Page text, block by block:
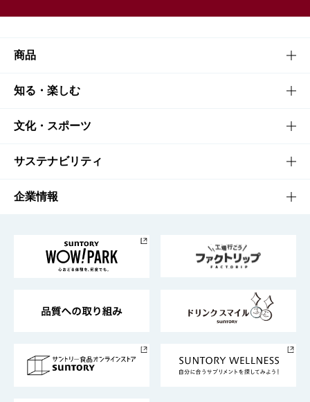
商品
商品TOP
商品一覧
商品発売情報
栄養成分一覧
知る・楽しむ
知る・楽しむTOP
キャンペーン
工場見学
地域情報
文化・スポーツ
文化・スポーツTOP
サントリーホール
サントリーサンバーズ大阪
サステナビリティ
サステナビリティTOP
サントリーが考えるサステナビリティ経営
企業情報
企業概要
採用情報